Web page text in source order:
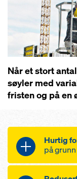
Når et stort
søyler med
fristen og på en
Hurtig
på